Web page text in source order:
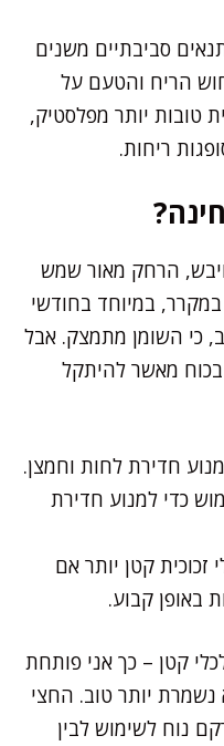
סביבתיים משנים
הריח והטעם על
טובות יותר מפלסטיק,
ריחות.
ויבש, הרחק מאור שמש
במיוחד בחודשי
כי השומן מתמצק. אבל
בכוח מאשר להיתקל
חדירת לחות וחמצן.
כדי למנוע חדירת
קטן יותר אם
באופן קבוע.
קטן – כך אני פותחת
יותר טוב. החצי
נוח לשימוש לבין